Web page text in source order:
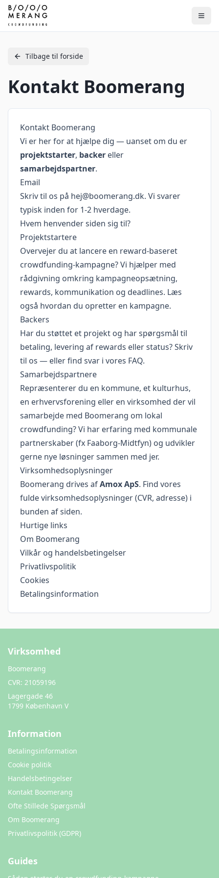
Tilbage til forside
Kontakt Boomerang
Kontakt Boomerang
Vi er her for at hjælpe dig — uanset om du er
projektstarter, backer eller
samarbejdspartner.
Email
Skriv til os på hej@boomerang.dk. Vi svarer
typisk inden for 1-2 hverdage.
Hvem henvender siden sig til?
Projektstartere
Overvejer du at lancere en reward-baseret
crowdfunding-kampagne? Vi hjælper med
rådgivning omkring kampagneopsætning,
rewards, kommunikation og deadlines. Læs
også hvordan du opretter en kampagne.
Backers
Har du støttet et projekt og har spørgsmål til
betaling, levering af rewards eller status? Skriv
til os — eller find svar i vores FAQ.
Samarbejdspartnere
Repræsenterer du en kommune, et kulturhus,
en erhvervsforening eller en virksomhed der vil
samarbejde med Boomerang om lokal
crowdfunding? Vi har erfaring med kommunale
partnerskaber (fx Faaborg-Midtfyn) og udvikler
gerne nye løsninger sammen med jer.
Virksomhedsoplysninger
Boomerang drives afAmox ApS. Find vores
fulde virksomhedsoplysninger (CVR, adresse) i
bunden af siden.
Hurtige links
Om Boomerang
Vilkår og handelsbetingelser
Privatlivspolitik
Cookies
Betalingsinformation
Virksomhed
Boomerang
CVR: 21059196
Lagergade 46
1799 København V
Information
Betalingsinformation
Cookie politik
Handelsbetingelser
Kontakt Boomerang
Ofte Stillede Spørgsmål
Om Boomerang
Privatlivspolitik (GDPR)
Guides